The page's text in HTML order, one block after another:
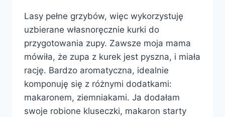
Lasy pełne grzybów, więc wykorzystuję
uzbierane własnoręcznie kurki do
przygotowania zupy. Zawsze moja mama
mówiła, że zupa z kurek jest pyszna, i miała
rację. Bardzo aromatyczna, idealnie
komponuję się z różnymi dodatkami:
makaronem, ziemniakami. Ja dodałam
swoje robione kluseczki, makaron starty